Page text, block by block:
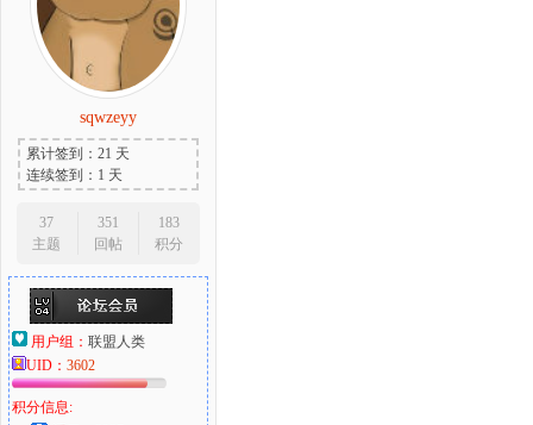
sqwzeyy
累计签到：21 天
连续签到：1 天
37
主题
351
回帖
183
积分
用户组： 联盟人类
UID： 3602
积分信息: